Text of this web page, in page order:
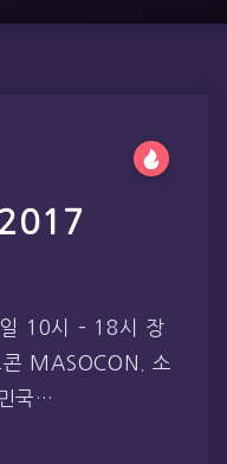
2017
10시 – 18시 장
MASOCON. 소
국…